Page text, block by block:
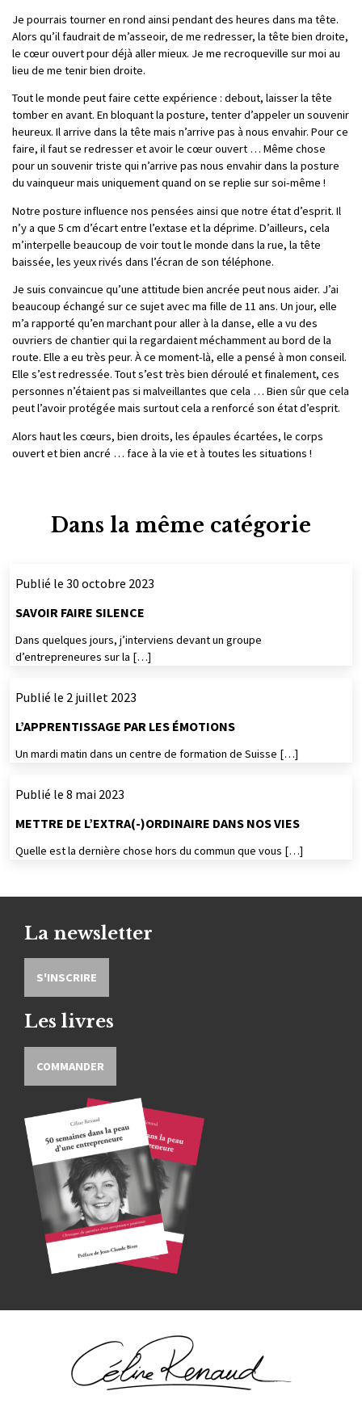
Je pourrais tourner en rond ainsi pendant des heures dans ma tête.
Alors qu’il faudrait de m’asseoir, de me redresser, la tête bien droite,
le cœur ouvert pour déjà aller mieux. Je me recroqueville sur moi au
lieu de me tenir bien droite.
Tout le monde peut faire cette expérience : debout, laisser la tête
tomber en avant. En bloquant la posture, tenter d’appeler un souvenir
heureux. Il arrive dans la tête mais n’arrive pas à nous envahir. Pour ce
faire, il faut se redresser et avoir le cœur ouvert … Même chose
pour un souvenir triste qui n’arrive pas nous envahir dans la posture
du vainqueur mais uniquement quand on se replie sur soi-même !
Notre posture influence nos pensées ainsi que notre état d’esprit. Il
n’y a que 5 cm d’écart entre l’extase et la déprime. D’ailleurs, cela
m’interpelle beaucoup de voir tout le monde dans la rue, la tête
baissée, les yeux rivés dans l’écran de son téléphone.
Je suis convaincue qu’une attitude bien ancrée peut nous aider. J’ai
beaucoup échangé sur ce sujet avec ma fille de 11 ans. Un jour, elle
m’a rapporté qu’en marchant pour aller à la danse, elle a vu des
ouvriers de chantier qui la regardaient méchamment au bord de la
route. Elle a eu très peur. À ce moment-là, elle a pensé à mon conseil.
Elle s’est redressée. Tout s’est très bien déroulé et finalement, ces
personnes n’étaient pas si malveillantes que cela … Bien sûr que cela
peut l’avoir protégée mais surtout cela a renforcé son état d’esprit.
Alors haut les cœurs, bien droits, les épaules écartées, le corps
ouvert et bien ancré … face à la vie et à toutes les situations !
Dans la même catégorie
Publié le 30 octobre 2023
SAVOIR FAIRE SILENCE
Dans quelques jours, j’interviens devant un groupe
d’entrepreneures sur la […]
Publié le 2 juillet 2023
L’APPRENTISSAGE PAR LES ÉMOTIONS
Un mardi matin dans un centre de formation de Suisse […]
Publié le 8 mai 2023
METTRE DE L’EXTRA(-)ORDINAIRE DANS NOS VIES
Quelle est la dernière chose hors du commun que vous […]
La newsletter
S'INSCRIRE
Les livres
COMMANDER